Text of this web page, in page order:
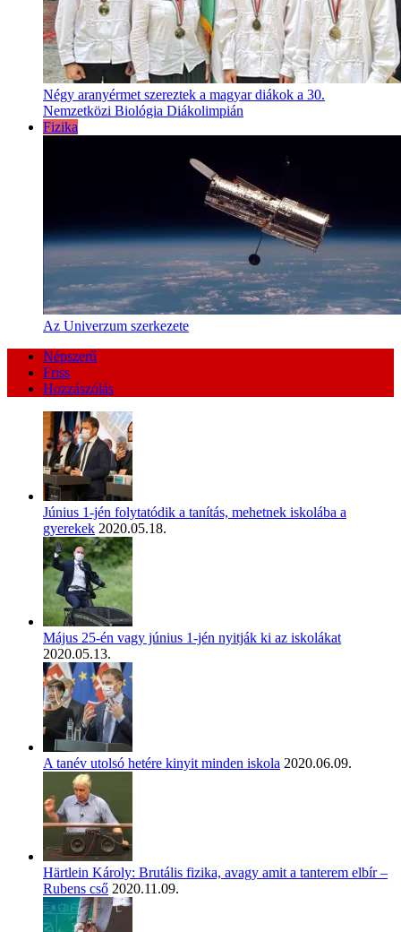
Négy aranyérmet szereztek a magyar diákok a 30.
Nemzetközi Biológia Diákolimpián
Fizika
Az Univerzum szerkezete
Népszerű
Friss
Hozzászólás
Június 1-jén folytatódik a tanítás, mehetnek iskolába a
gyerekek 2020.05.18.
Május 25-én vagy június 1-jén nyitják ki az iskolákat
2020.05.13.
A tanév utolsó hetére kinyit minden iskola 2020.06.09.
Härtlein Károly: Brutális fizika, avagy amit a tanterem elbír –
Rubens cső 2020.11.09.